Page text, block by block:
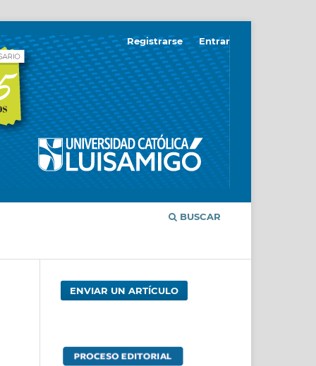
BUSCAR
Registrarse Entrar
ENVIAR UN ARTÍCULO